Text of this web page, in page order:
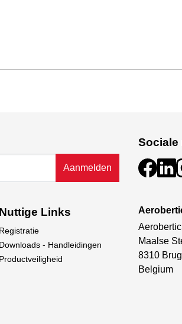
Aanmelden
Sociale
Nuttige Links
Registratie
Downloads - Handleidingen
Productveiligheid
Maalse
8310
Belgium